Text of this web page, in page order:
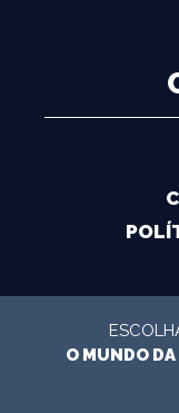
O MUNDO